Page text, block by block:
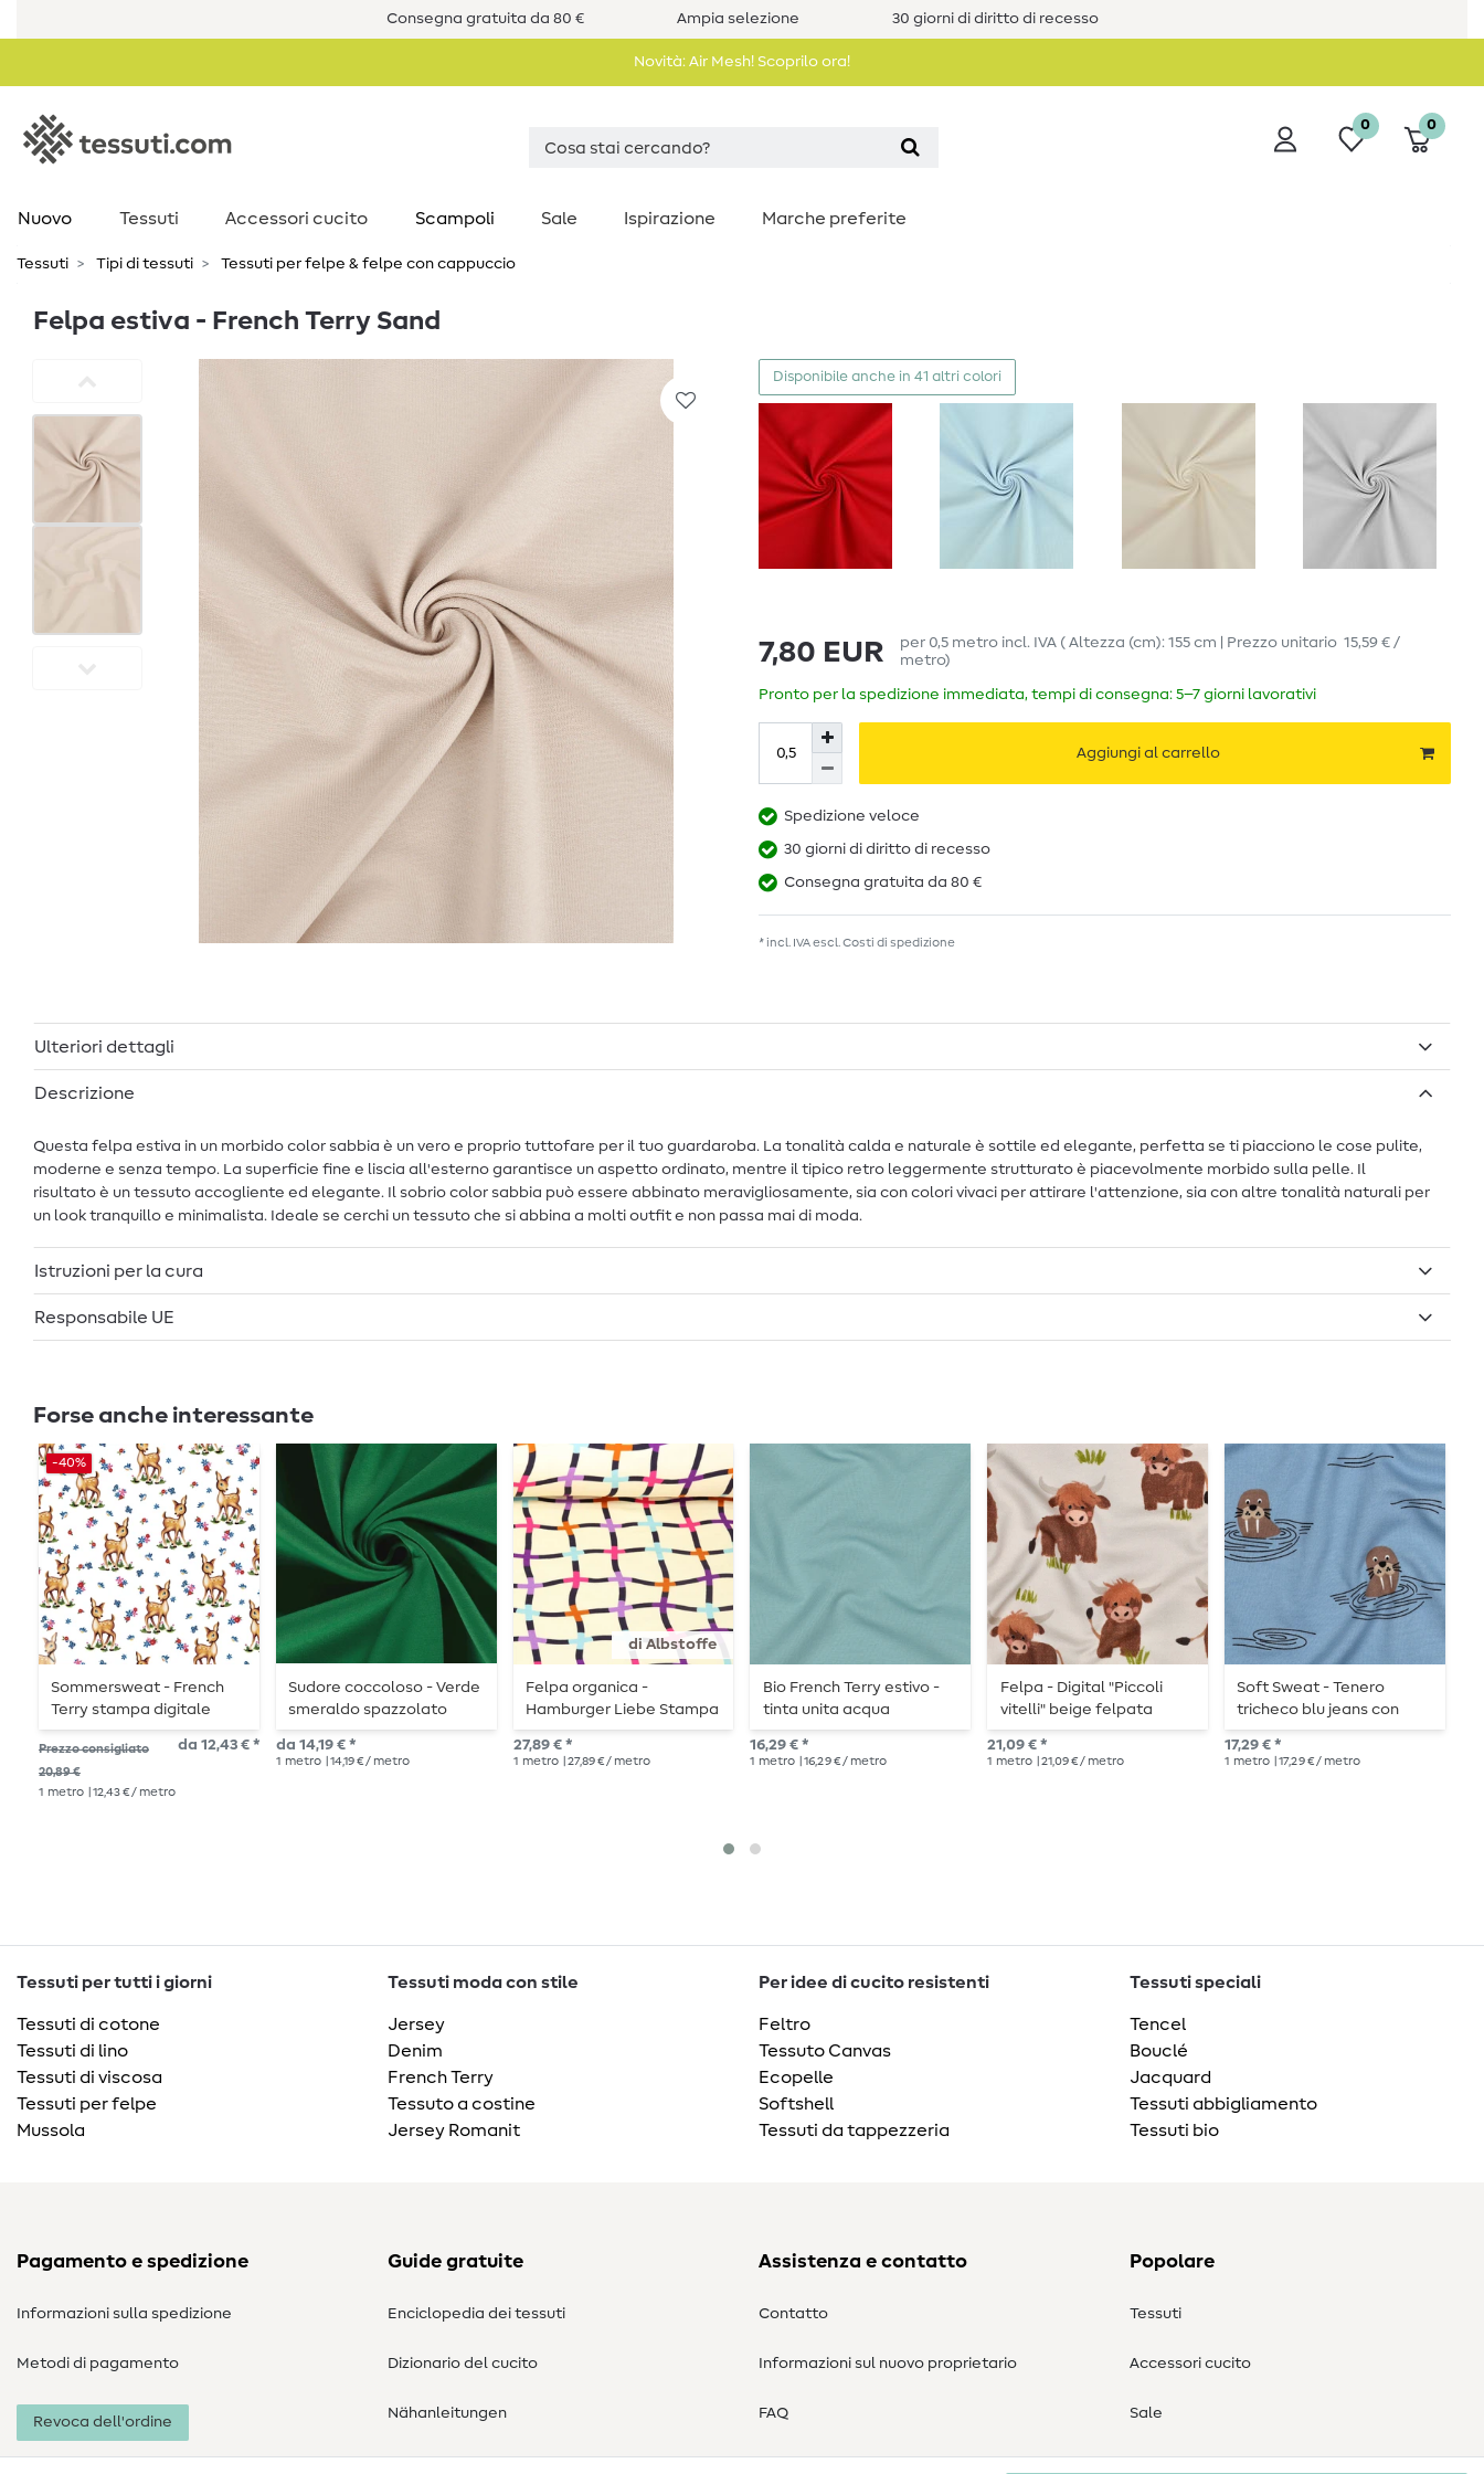
Consegna gratuita da 80 € Ampia selezione 30 giorni di diritto di recesso
Novità: Air Mesh! Scoprilo ora!
0 0
Nuovo Tessuti Accessori cucito Scampoli Sale Ispirazione Marche preferite
Tessuti Tipi di tessuti Tessuti per felpe & felpe con cappuccio
Felpa estiva - French Terry Sand
Disponibile anche in 41 altri colori
7,80 EUR per 0,5 metro incl. IVA ( Altezza (cm): 155 cm | Prezzo unitario 15,59 € /
metro)
Pronto per la spedizione immediata, tempi di consegna: 5–7 giorni lavorativi
Aggiungi al carrello
Spedizione veloce
30 giorni di diritto di recesso
Consegna gratuita da 80 €
* incl. IVA escl. Costi di spedizione
Ulteriori dettagli
Descrizione
Questa felpa estiva in un morbido color sabbia è un vero e proprio tuttofare per il tuo guardaroba. La tonalità calda e naturale è sottile ed elegante, perfetta se ti piacciono le cose pulite,
moderne e senza tempo. La superficie fine e liscia all'esterno garantisce un aspetto ordinato, mentre il tipico retro leggermente strutturato è piacevolmente morbido sulla pelle. Il
risultato è un tessuto accogliente ed elegante. Il sobrio color sabbia può essere abbinato meravigliosamente, sia con colori vivaci per attirare l'attenzione, sia con altre tonalità naturali per
un look tranquillo e minimalista. Ideale se cerchi un tessuto che si abbina a molti outfit e non passa mai di moda.
Istruzioni per la cura
Responsabile UE
Forse anche interessante
-40%
Sommersweat - French
Terry stampa digitale
Capriolo bianco struttura
a loop
Prezzo consigliato
20,89 €
da 12,43 € *
1 metro | 12,43 € / metro
Sudore coccoloso - Verde
smeraldo spazzolato
da 14,19 € *
1 metro | 14,19 € / metro
di Albstoffe
Felpa organica -
Hamburger Liebe Stampa
digitale Magico luccichio
di Guardia Ecrù Viola
27,89 € *
1 metro | 27,89 € / metro
Bio French Terry estivo -
tinta unita acqua
16,29 € *
1 metro | 16,29 € / metro
Felpa - Digital "Piccoli
vitelli" beige felpata
21,09 € *
1 metro | 21,09 € / metro
Soft Sweat - Tenero
tricheco blu jeans con
interno spazzolato
17,29 € *
1 metro | 17,29 € / metro
Tessuti per tutti i giorni
Tessuti di cotone
Tessuti di lino
Tessuti di viscosa
Tessuti per felpe
Mussola
Tessuti moda con stile
Jersey
Denim
French Terry
Tessuto a costine
Jersey Romanit
Per idee di cucito resistenti
Feltro
Tessuto Canvas
Ecopelle
Softshell
Tessuti da tappezzeria
Tessuti speciali
Tencel
Bouclé
Jacquard
Tessuti abbigliamento
Tessuti bio
Pagamento e spedizione
Informazioni sulla spedizione
Metodi di pagamento
Revoca dell'ordine
Guide gratuite
Enciclopedia dei tessuti
Dizionario del cucito
Nähanleitungen
Assistenza e contatto
Contatto
Informazioni sul nuovo proprietario
FAQ
Popolare
Tessuti
Accessori cucito
Sale